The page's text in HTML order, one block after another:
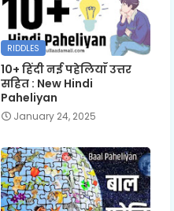
RIDDLES
10+ हिंदी नई पहेलियाँ उत्तर
सहित : New Hindi
Paheliyan
January 24, 2025